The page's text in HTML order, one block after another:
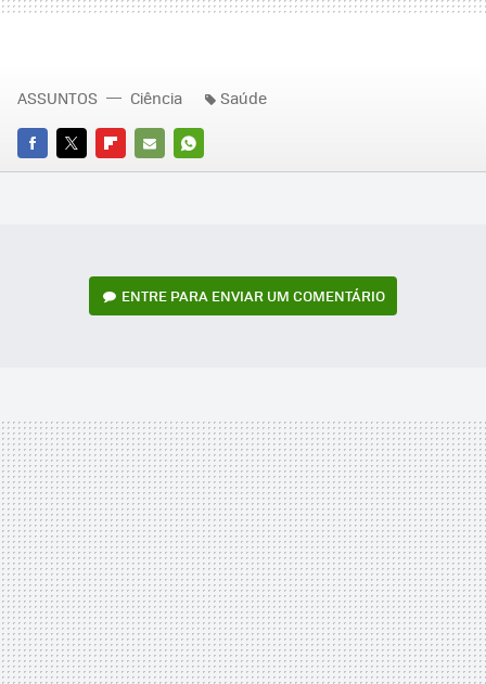
FACEBOOK
TWITTERFLIPBOARD
E-
WHATSAPP
ASSUNTOS Ciência Saúde
ENTRE PARA ENVIAR UM COMENTÁRIO